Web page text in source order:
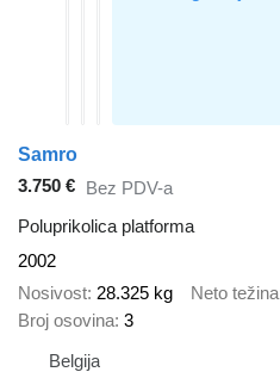
Samro
3.750 € Bez PDV-a
Poluprikolica platforma
2002
Nosivost 28.325 kg Neto težina
Broj osovina 3
Belgija